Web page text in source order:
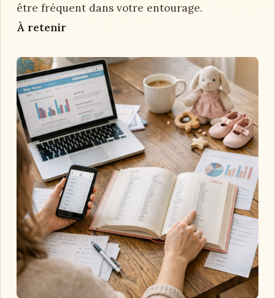
être fréquent dans votre entourage.
À retenir